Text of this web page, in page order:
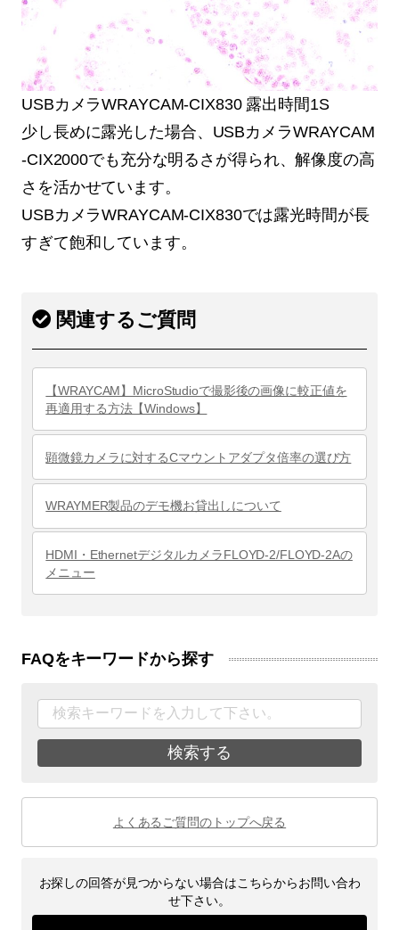
USBカメラWRAYCAM-CIX830 露出時間1S
少し長めに露光した場合、USBカメラWRAYCAM
-CIX2000でも充分な明るさが得られ、解像度の高
さを活かせています。
USBカメラWRAYCAM-CIX830では露光時間が長
すぎて飽和しています。
関連するご質問
【WRAYCAM】MicroStudioで撮影後の画像に較正値を
再適用する方法【Windows】
顕微鏡カメラに対するCマウントアダプタ倍率の選び方
WRAYMER製品のデモ機お貸出しについて
HDMI・EthernetデジタルカメラFLOYD-2/FLOYD-2Aの
メニュー
FAQをキーワードから探す
検索する
よくあるご質問のトップへ戻る
お探しの回答が見つからない場合はこちらからお問い合わ
せ下さい。